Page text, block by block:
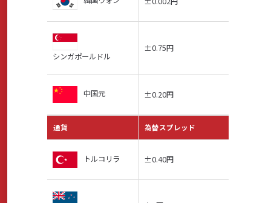
シンガポールドル
±0.75円
中国元 ±0.20円
通貨 為替スプレッド
トルコリラ ±0.40円